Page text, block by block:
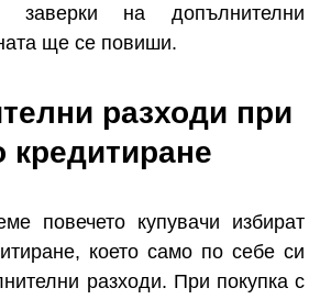
заверки на допълнителни
ще се повиши.
разходи при
кредитиране
повечето купувачи избират
което само по себе си
разходи. При покупка с